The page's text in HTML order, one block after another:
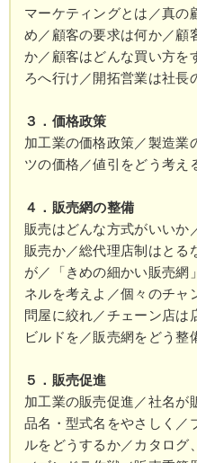
マーケティングとは／真の
め／顧客の要求は何か／顧
か／顧客はどんな買い方を
ろへ行け／開拓営業は社長
３．価格政策
加工業の価格政策／製造業
ツの価格／値引をどう考え
４．販売網の整備
販売はどんな方式がいいか
販売か／総代理店制はとる
が／「きめの細かい販売網
ネルを考えよ／個々のチャ
問屋に絞れ／チェーン店は
ビルドを／販売網をどう整
５．販売促進
加工業の販売促進／社名が
品名・型式名をやさしく／
ルをどうするか／カタログ